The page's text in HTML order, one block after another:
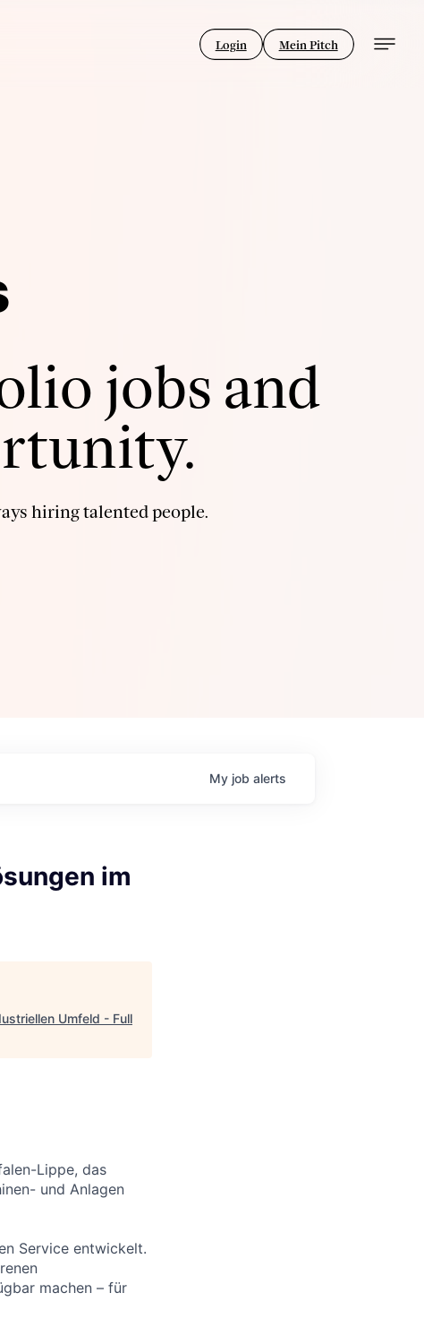
Login Mein Pitch
jobs and
hiring talented people.
My job alerts
im
Umfeld - Full
Lippe, das
und Anlagen
Service entwickelt.
machen – für